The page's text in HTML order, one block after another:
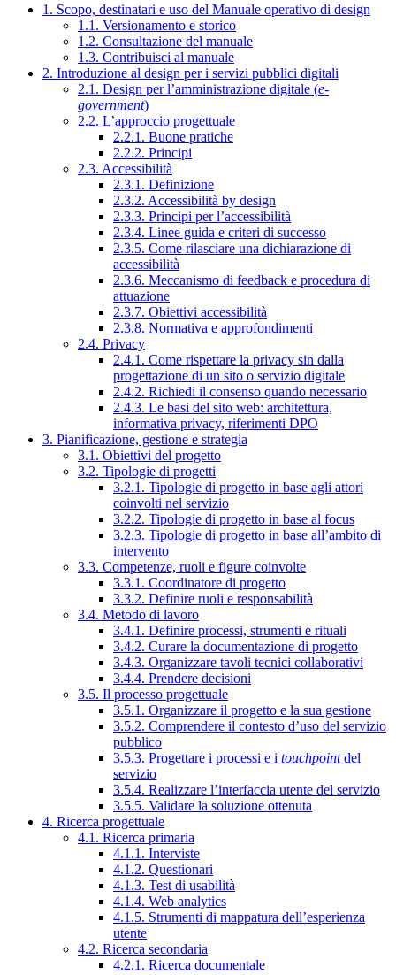
1. Scopo, destinatari e uso del Manuale operativo di design
1.1. Versionamento e storico
1.2. Consultazione del manuale
1.3. Contribuisci al manuale
2. Introduzione al design per i servizi pubblici digitali
2.1. Design per l’amministrazione digitale (e-
government)
2.2. L’approccio progettuale
2.2.1. Buone pratiche
2.2.2. Principi
2.3. Accessibilità
2.3.1. Definizione
2.3.2. Accessibilità by design
2.3.3. Principi per l’accessibilità
2.3.4. Linee guida e criteri di successo
2.3.5. Come rilasciare una dichiarazione di
accessibilità
2.3.6. Meccanismo di feedback e procedura di
attuazione
2.3.7. Obiettivi accessibilità
2.3.8. Normativa e approfondimenti
2.4. Privacy
2.4.1. Come rispettare la privacy sin dalla
progettazione di un sito o servizio digitale
2.4.2. Richiedi il consenso quando necessario
2.4.3. Le basi del sito web: architettura,
informativa privacy, riferimenti DPO
3. Pianificazione, gestione e strategia
3.1. Obiettivi del progetto
3.2. Tipologie di progetti
3.2.1. Tipologie di progetto in base agli attori
coinvolti nel servizio
3.2.2. Tipologie di progetto in base al focus
3.2.3. Tipologie di progetto in base all’ambito di
intervento
3.3. Competenze, ruoli e figure coinvolte
3.3.1. Coordinatore di progetto
3.3.2. Definire ruoli e responsabilità
3.4. Metodo di lavoro
3.4.1. Definire processi, strumenti e rituali
3.4.2. Curare la documentazione di progetto
3.4.3. Organizzare tavoli tecnici collaborativi
3.4.4. Prendere decisioni
3.5. Il processo progettuale
3.5.1. Organizzare il progetto e la sua gestione
3.5.2. Comprendere il contesto d’uso del servizio
pubblico
3.5.3. Progettare i processi e i touchpointdel
servizio
3.5.4. Realizzare l’interfaccia utente del servizio
3.5.5. Validare la soluzione ottenuta
4. Ricerca progettuale
4.1. Ricerca primaria
4.1.1. Interviste
4.1.2. Questionari
4.1.3. Test di usabilità
4.1.4. Web analytics
4.1.5. Strumenti di mappatura dell’esperienza
utente
4.2. Ricerca secondaria
4.2.1. Ricerca documentale